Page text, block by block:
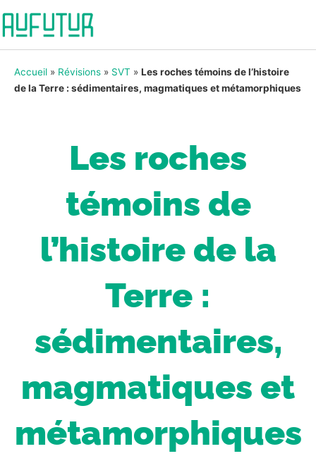
Accueil » Révisions » SVT » Les roches témoins de l’histoire
de la Terre : sédimentaires, magmatiques et métamorphiques
Les roches
témoins de
l’histoire de la
Terre :
sédimentaires,
magmatiques et
métamorphiques